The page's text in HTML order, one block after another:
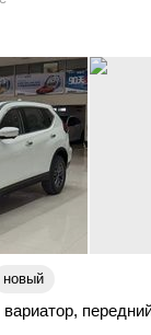
новый
вариатор,